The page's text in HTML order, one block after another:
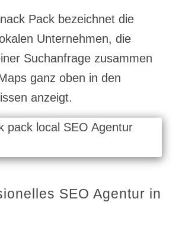
Pack bezeichnet die
Unternehmen, die
Suchanfrage zusammen
ganz oben in den
anzeigt.
SEO Agentur in